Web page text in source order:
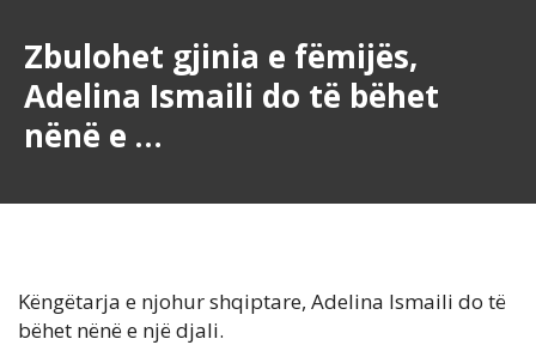
Zbulohet gjinia e fëmijës,
Adelina Ismaili do të bëhet
nënë e …
Këngëtarja e njohur shqiptare, Adelina Ismaili do të
bëhet nënë e një djali.